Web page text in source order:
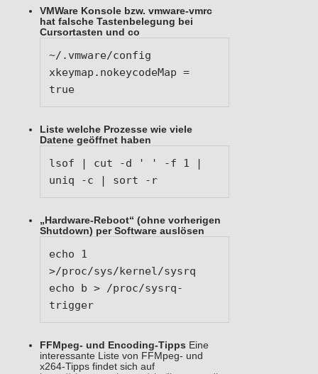
VMWare Konsole bzw. vmware-vmrc
hat falsche Tastenbelegung bei
Cursortasten und co
~/.vmware/config
xkeymap.nokeycodeMap =
true
Liste welche Prozesse wie viele
Datene geöffnet haben
lsof | cut -d ' ' -f 1 |
uniq -c | sort -r
„Hardware-Reboot“ (ohne vorherigen
Shutdown) per Software auslösen
echo 1
>/proc/sys/kernel/sysrq
echo b > /proc/sysrq-
trigger
FFMpeg- und Encoding-Tipps Eine
interessante Liste von FFMpeg- und
x264-Tipps findet sich auf